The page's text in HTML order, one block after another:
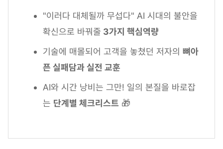
"이러다 대체될까 무섭다" AI 시대의 불안을
확신으로 바꿔줄 3가지 핵심역량
기술에 매몰되어 고객을 놓쳤던 저자의 뼈아
픈 실패담과 실전 교훈
AI와 시간 낭비는 그만! 일의 본질을 바로잡
는 단계별 체크리스트 🎁